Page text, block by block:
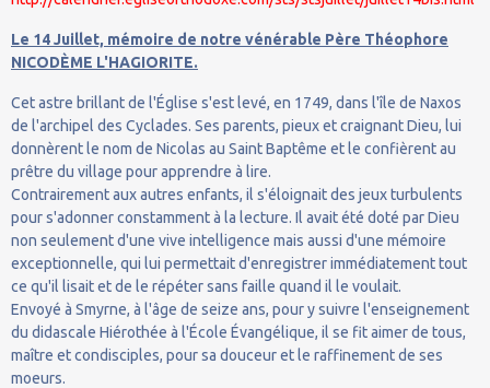
Le 14 Juillet, mémoire de notre vénérable Père Théophore
NICODÈME L'HAGIORITE.
Cet astre brillant de l'Église s'est levé, en 1749, dans l'île de Naxos
de l'archipel des Cyclades. Ses parents, pieux et craignant Dieu, lui
donnèrent le nom de Nicolas au Saint Baptême et le confièrent au
prêtre du village pour apprendre à lire.
Contrairement aux autres enfants, il s'éloignait des jeux turbulents
pour s'adonner constamment à la lecture. Il avait été doté par Dieu
non seulement d'une vive intelligence mais aussi d'une mémoire
exceptionnelle, qui lui permettait d'enregistrer immédiatement tout
ce qu'il lisait et de le répéter sans faille quand il le voulait.
Envoyé à Smyrne, à l'âge de seize ans, pour y suivre l'enseignement
du didascale Hiérothée à l'École Évangélique, il se fit aimer de tous,
maître et condisciples, pour sa douceur et le raffinement de ses
moeurs.